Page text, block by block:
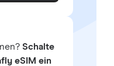
Schalte
eSIM ein